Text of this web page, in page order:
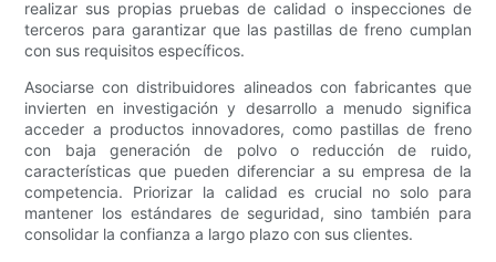
realizar sus propias pruebas de calidad o inspecciones de
terceros para garantizar que las pastillas de freno cumplan
con sus requisitos específicos.
Asociarse con distribuidores alineados con fabricantes que
invierten en investigación y desarrollo a menudo significa
acceder a productos innovadores, como pastillas de freno
con baja generación de polvo o reducción de ruido,
características que pueden diferenciar a su empresa de la
competencia. Priorizar la calidad es crucial no solo para
mantener los estándares de seguridad, sino también para
consolidar la confianza a largo plazo con sus clientes.